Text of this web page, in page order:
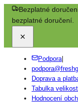
Bezplatné
bezplatné doručení.
Podpora|
Doprava a
Tabulka
Hodnocení